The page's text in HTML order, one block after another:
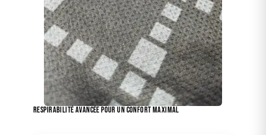
Respirabilité avancée pour un confort maximal